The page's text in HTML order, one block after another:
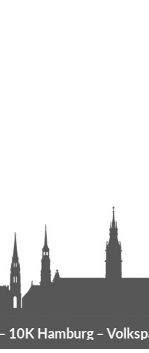
Hamburg– Volkspark